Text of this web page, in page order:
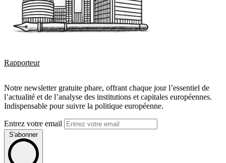
Rapporteur
Notre newsletter gratuite phare, offrant chaque jour l’essentiel de
l’actualité et de l’analyse des institutions et capitales européennes.
Indispensable pour suivre la politique européenne.
Entrez votre email
S'abonner